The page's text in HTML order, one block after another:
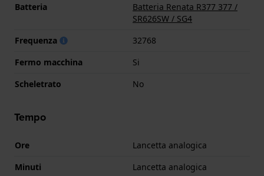
Batteria
Batteria Renata R377 377 /
SR626SW / SG4
Frequenza
32768
Fermo macchina
Si
Scheletrato
No
Tempo
Ore
Lancetta analogica
Minuti
Lancetta analogica